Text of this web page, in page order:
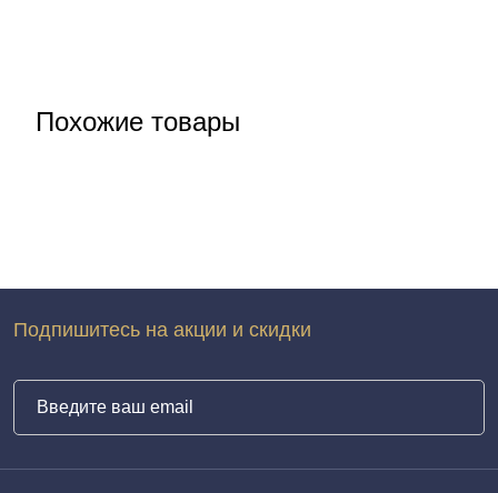
Похожие товары
Подпишитесь на акции и скидки